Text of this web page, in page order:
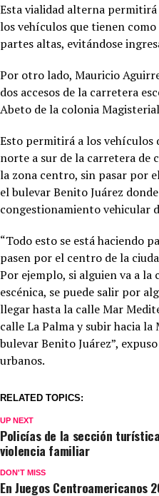
Esta vialidad alterna
los vehículos que tienen
partes altas, evitándose
Por otro lado, Mauricio
dos accesos de la carretera
Abeto de la colonia
Esto permitirá a los
norte a sur de la carretera de
la zona centro, sin pasar por
el bulevar Benito Juárez
congestionamiento vehicular
“Todo esto se está haciendo
pasen por el centro de la
Por ejemplo, si alguien va a
escénica, se puede salir por
llegar hasta la calle Mar
calle La Palma y subir hacia
bulevar Benito Juárez”,
urbanos.
RELATED TOPICS:
UP NEXT
Policías de la sección
violencia familiar
DON'T MISS
En Juegos Centroamericanos